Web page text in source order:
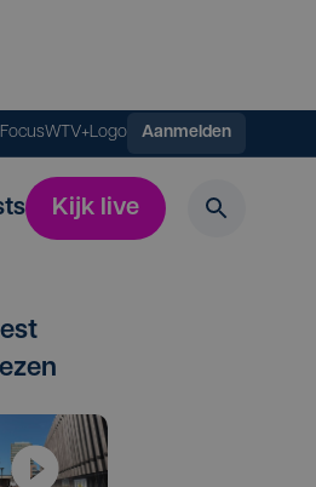
FocusWTV+Logo Aanmelden
Kijk live